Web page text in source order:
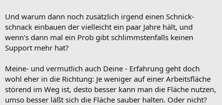
Und warum dann noch zusätzlich irgend einen Schnick-
schnack einbauen der vielleicht ein paar Jahre hält, und
wenn's dann mal ein Prob gibt schlimmstenfalls keinen
Support mehr hat?
Meine- und vermutlich auch Deine - Erfahrung geht doch
wohl eher in die Richtung: Je weniger auf einer Arbeitsfläche
störend im Weg ist, desto besser kann man die Fläche nutzen,
umso besser läßt sich die Fläche sauber halten. Oder nicht?